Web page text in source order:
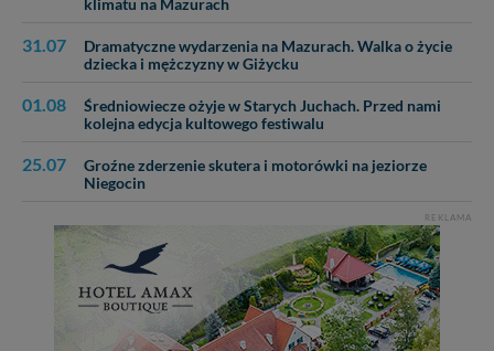
klimatu na Mazurach
31.07
Dramatyczne wydarzenia na Mazurach. Walka o życie
dziecka i mężczyzny w Giżycku
01.08
Średniowiecze ożyje w Starych Juchach. Przed nami
kolejna edycja kultowego festiwalu
25.07
Groźne zderzenie skutera i motorówki na jeziorze
Niegocin
REKLAMA
praw w odniesieniu do informacji zawartych w plikach
cookies. Twoja przeglądarka umożliwia Ci skasowanie
zrobić za Ciebie.
nowo...